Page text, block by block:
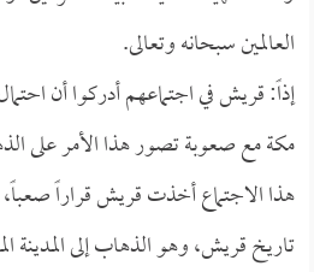
العالمين سبحانه وتعالى.
إذاً: قريش في اجتماعهم أدركوا أن
مكة مع صعوبة تصور هذا الأمر على
هذا الاجتماع أخذت قريش قراراً
تاريخ قريش، وهو الذهاب إلى المدينة